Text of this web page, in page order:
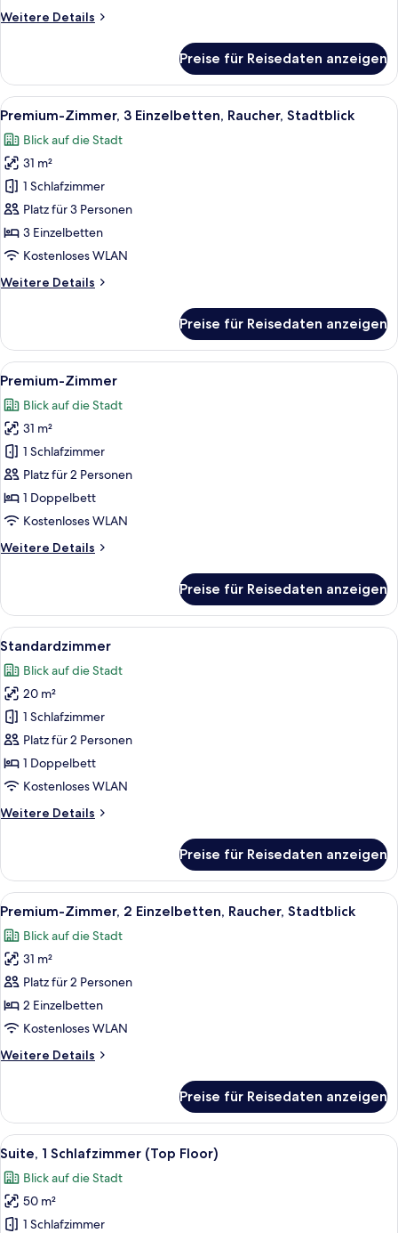
Weitere Details
Weitere
Zimmer,
3 Einzelbetten,
Stadtblick
Preise für Reisedaten anzeigen
Alle
Fotos
für
Premium-
Zimmer,
3 Einzelbetten,
Raucher,
Stadtblick
Ein dicht bebautes Stadtgebiet mit
12
Premium-Zimmer, 3 Einzelbetten, Raucher, Stadtblick
Blick auf die Stadt
31 m²
1 Schlafzimmer
Platz für 3 Personen
3 Einzelbetten
Kostenloses WLAN
Weitere Details
Weitere
Zimmer,
3 Einzelbetten,
Raucher,
Preise für Reisedaten anzeigen
Alle
Fotos
für
Premium-
Zimmer
anzeigen
Ein Hotelzimmer mit einem großen
6
Premium-Zimmer
Blick auf die Stadt
31 m²
1 Schlafzimmer
Platz für 2 Personen
1 Doppelbett
Kostenloses WLAN
Weitere Details
Weitere
Zimmer
Preise für Reisedaten anzeigen
Alle
Fotos
für
Standardzimmer
anzeigen
Ein Hotelzimmer mit einem Bett,
12
Standardzimmer
Blick auf die Stadt
20 m²
1 Schlafzimmer
Platz für 2 Personen
1 Doppelbett
Kostenloses WLAN
Weitere Details
Weitere
Preise für Reisedaten anzeigen
Alle
Fotos
für
Premium-
Zimmer,
2 Einzelbetten,
Raucher,
anzeigen
Zimmersafe, Schreibtisch,
12
Premium-Zimmer, 2 Einzelbetten, Raucher, Stadtblick
Blick auf die Stadt
31 m²
Platz für 2 Personen
2 Einzelbetten
Kostenloses WLAN
Weitere Details
Weitere
Zimmer,
2 Einzelbetten,
Raucher,
Preise für Reisedaten anzeigen
Alle
Fotos
für
Suite,
Ein Hotelzimmer mit zwei Betten,
22
Suite, 1 Schlafzimmer (Top Floor)
Blick auf die Stadt
50 m²
1 Schlafzimmer